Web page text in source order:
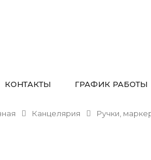
КОНТАКТЫ ГРАФИК РАБОТЫ
Канцелярия Ручки,